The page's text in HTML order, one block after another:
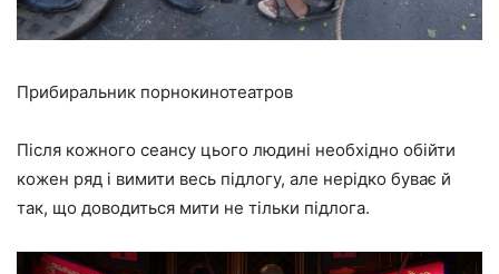
Прибиральник порнокинотеатров
Після кожного сеансу цього людині необхідно обійти
кожен ряд і вимити весь підлогу, але нерідко буває й
так, що доводиться мити не тільки підлога.